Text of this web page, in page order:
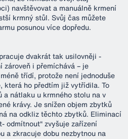
navštěvovat a manuálně krmení
krmný stůl. Svůj čas můžete
posunou více dopředu.
dvakrát tak usilovněji -
zároveň i přemíchává – je
třídí, protože není jednoduše
která ho předtím již vytřídila. To
a nátlaku u krmného stolu na v
krávy. Je snížen objem zbytků
na odkliz těchto zbytků. Eliminací
odmítnout“ zvyšuje zařízení
a zkracuje dobu nezbytnou na